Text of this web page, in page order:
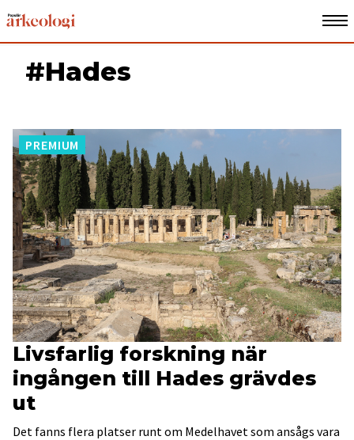
#Hades
PREMIUM
Livsfarlig forskning när
ingången till Hades grävdes
ut
Det fanns flera platser runt om Medelhavet som ansågs vara